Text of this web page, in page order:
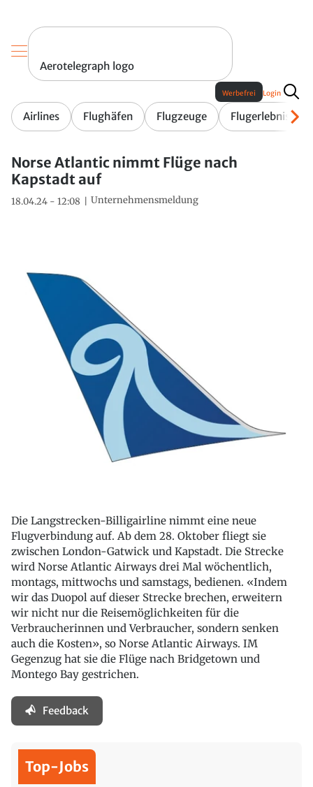
Aerotelegraph logo
Airlines Flughäfen Flugzeuge Flugerlebnis
Werbefrei Login
Norse Atlantic nimmt Flüge nach
Kapstadt auf
18.04.24 - 12:08 Unternehmensmeldung
Die Langstrecken-Billigairline nimmt eine neue
Flugverbindung auf. Ab dem 28. Oktober fliegt sie
zwischen London-Gatwick und Kapstadt. Die Strecke
wird Norse Atlantic Airways drei Mal wöchentlich,
montags, mittwochs und samstags, bedienen. «Indem
wir das Duopol auf dieser Strecke brechen, erweitern
wir nicht nur die Reisemöglichkeiten für die
Verbraucherinnen und Verbraucher, sondern senken
auch die Kosten», so Norse Atlantic Airways. IM
Gegenzug hat sie die Flüge nach Bridgetown und
Montego Bay gestrichen.
Feedback
Top-Jobs